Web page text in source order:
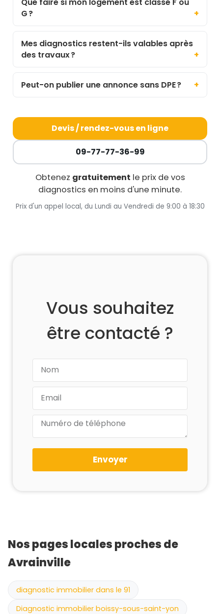
G ?
Mes diagnostics restent-ils valables après
des travaux ?
Peut-on publier une annonce sans DPE ?
Devis / rendez-vous en ligne
09-77-77-36-99
Obtenez gratuitement le prix de vos
diagnostics en moins d'une minute.
Prix d'un appel local, du Lundi au Vendredi de 9:00 à 18:30
Vous souhaitez
être contacté ?
Envoyer
Nos pages locales proches de
Avrainville
diagnostic immobilier dans le 91
Diagnostic immobilier boissy-sous-saint-yon